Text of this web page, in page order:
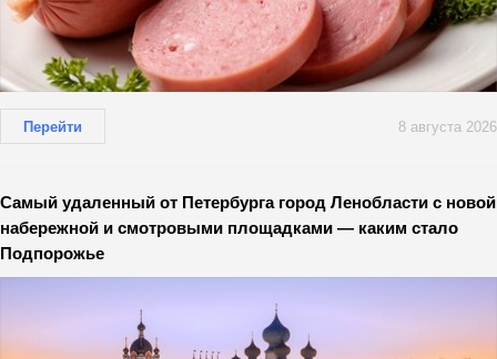
Перейти 8 августа 2026
Самый удаленный от Петербурга город Ленобласти с новой
набережной и смотровыми площадками — каким стало
Подпорожье